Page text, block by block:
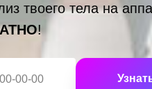
твоего тела на
!